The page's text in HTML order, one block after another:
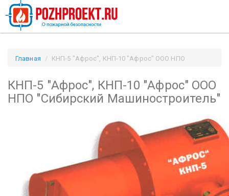
Главная
КНП-5 "Афрос", КНП-10 "Афрос" ООО НПО
КНП-5 "Афрос", КНП-10 "Афрос" ООО
НПО "Сибирский Машиностроитель"